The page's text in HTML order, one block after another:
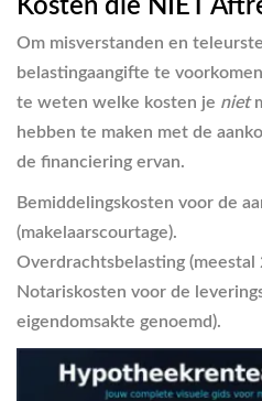
Kosten die NIET
Om misverstanden en
belastingaangifte te
te weten welke kosten je niet
hebben te maken met de
de financiering ervan.
Bemiddelingskosten voor de
(makelaarscourtage).
Overdrachtsbelasting (meestal
Notariskosten voor de
eigendomsakte genoemd).